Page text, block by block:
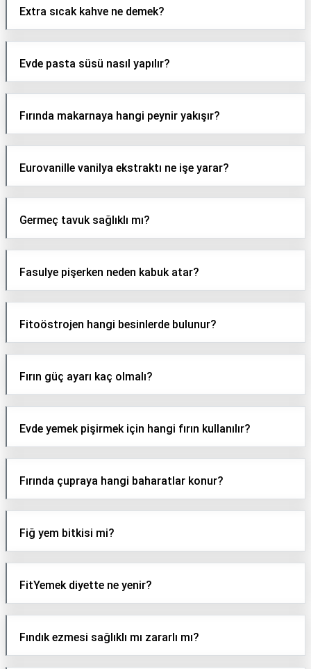
Extra sıcak kahve ne demek?
Evde pasta süsü nasıl yapılır?
Fırında makarnaya hangi peynir yakışır?
Eurovanille vanilya ekstraktı ne işe yarar?
Germeç tavuk sağlıklı mı?
Fasulye pişerken neden kabuk atar?
Fitoöstrojen hangi besinlerde bulunur?
Fırın güç ayarı kaç olmalı?
Evde yemek pişirmek için hangi fırın kullanılır?
Fırında çupraya hangi baharatlar konur?
Fiğ yem bitkisi mi?
FitYemek diyette ne yenir?
Fındık ezmesi sağlıklı mı zararlı mı?